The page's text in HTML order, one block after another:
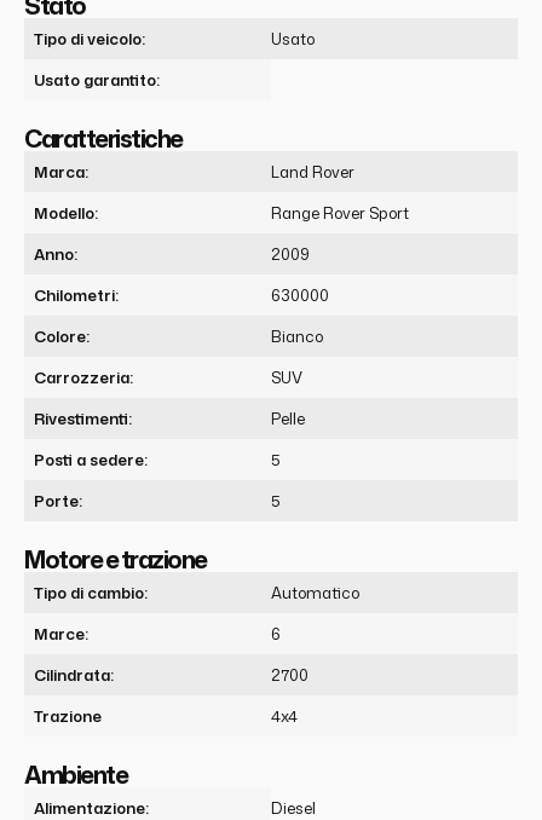
Tipo di veicolo:
Usato
Usato garantito:
Caratteristiche
Marca:
Land Rover
Modello:
Range Rover Sport
Anno:
2009
Chilometri:
630000
Colore:
Bianco
Carrozzeria:
SUV
Rivestimenti:
Pelle
Posti a sedere:
5
Porte:
5
Motore e trazione
Tipo di cambio:
Automatico
Marce:
6
Cilindrata:
2700
Trazione
4x4
Ambiente
Alimentazione:
Diesel